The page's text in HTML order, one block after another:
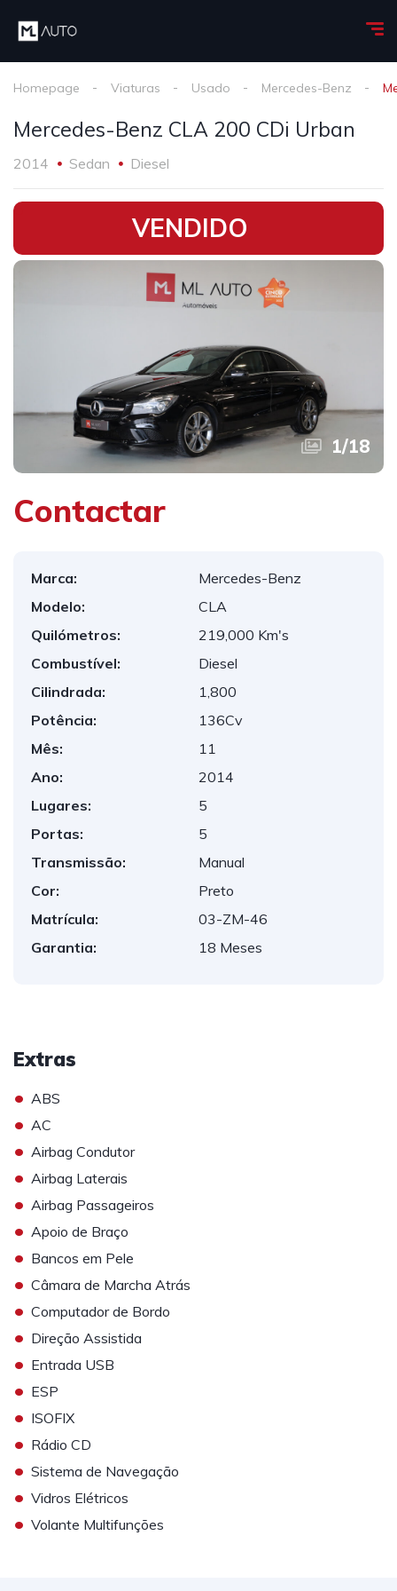
Homepage Viaturas Usado Mercedes-Benz
Mercedes-Benz CLA 200 CDi Urban
2014 Sedan Diesel
•
VENDIDO
1/18
Contactar
Marca:
Mercedes-Benz
Modelo:
CLA
Quilómetros:
219,000 Km's
Combustível:
Diesel
Cilindrada:
1,800
Potência:
136Cv
Mês:
11
Ano:
2014
Lugares:
5
Portas:
5
Transmissão:
Manual
Cor:
Preto
Matrícula:
03-ZM-46
Garantia:
18 Meses
Extras
• ABS
• AC
• Airbag Condutor
• Airbag Laterais
• Airbag Passageiros
• Apoio de Braço
• Bancos em Pele
• Câmara de Marcha Atrás
• Computador de Bordo
• Direção Assistida
• Entrada USB
• ESP
• ISOFIX
• Rádio CD
• Sistema de Navegação
• Vidros Elétricos
• Volante Multifunções